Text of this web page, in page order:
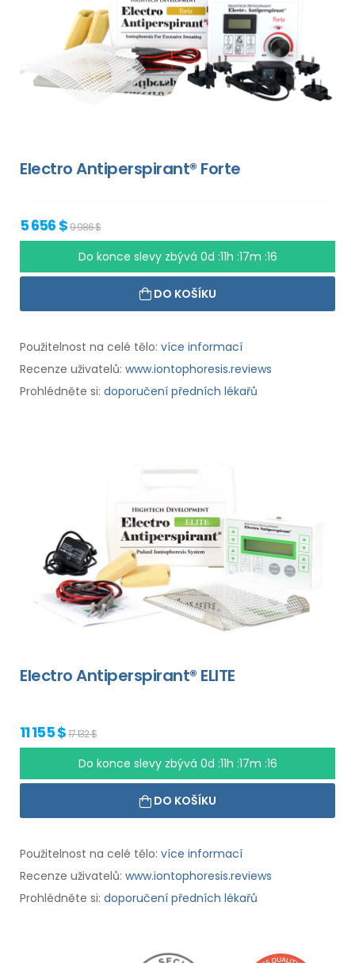
Electro Antiperspirant® Forte
5 656 $9 986 $
Do konce slevy zbývá 0d :11h :17m :15
DO KOŠÍKU
Použitelnost na celé tělo: více informací
Recenze uživatelů: www.iontophoresis.reviews
Prohlédněte si: doporučení předních lékařů
Electro Antiperspirant® ELITE
11 155 $17 132 $
Do konce slevy zbývá 0d :11h :17m :15
DO KOŠÍKU
Použitelnost na celé tělo: více informací
Recenze uživatelů: www.iontophoresis.reviews
Prohlédněte si: doporučení předních lékařů